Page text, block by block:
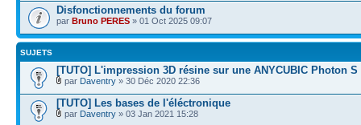
Disfonctionnements du forum
par Bruno PERES » 01 Oct 2025 09:07
SUJETS
[TUTO] L'impression 3D résine sur une ANYCUBIC Photon S
par Daventry » 30 Déc 2020 22:36
[TUTO] Les bases de l'éléctronique
par Daventry » 03 Jan 2021 15:28